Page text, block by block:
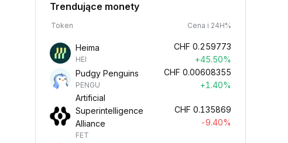
Trendujące monety
Token Cena i 24H%
Heima
HEI
CHF 0.259773
+45.50%
Pudgy Penguins
PENGU
CHF 0.00608355
+1.40%
Artificial
Superintelligence
Alliance
FET
CHF 0.135869
-9.40%